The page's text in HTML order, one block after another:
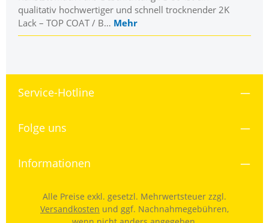
qualitativ hochwertiger und schnell trocknender 2K
Lack – TOP COAT / B… Mehr
Service-Hotline
Folge uns
Informationen
Alle Preise exkl. gesetzl. Mehrwertsteuer zzgl.
Versandkosten und ggf. Nachnahmegebühren,